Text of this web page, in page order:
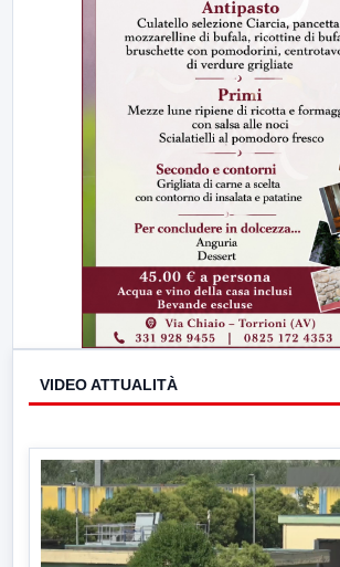
VIDEO ATTUALITÀ